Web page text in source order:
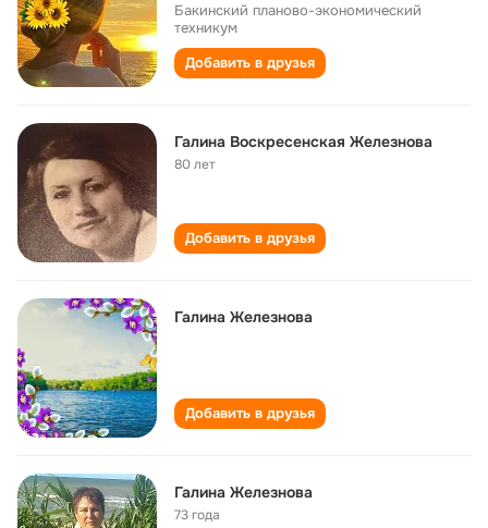
Бакинский планово-экономический
техникум
Добавить в друзья
Галина Воскресенская Железнова
80 лет
Добавить в друзья
Галина Железнова
Добавить в друзья
Галина Железнова
73 года